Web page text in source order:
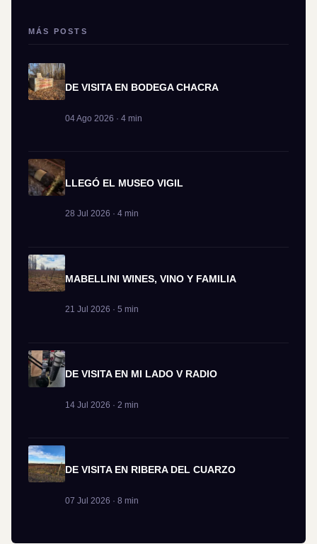
MÁS POSTS
DE VISITA EN BODEGA CHACRA
04 Ago 2026 · 4 min
LLEGÓ EL MUSEO VIGIL
28 Jul 2026 · 4 min
MABELLINI WINES, VINO Y FAMILIA
21 Jul 2026 · 5 min
DE VISITA EN MI LADO V RADIO
14 Jul 2026 · 2 min
DE VISITA EN RIBERA DEL CUARZO
07 Jul 2026 · 8 min